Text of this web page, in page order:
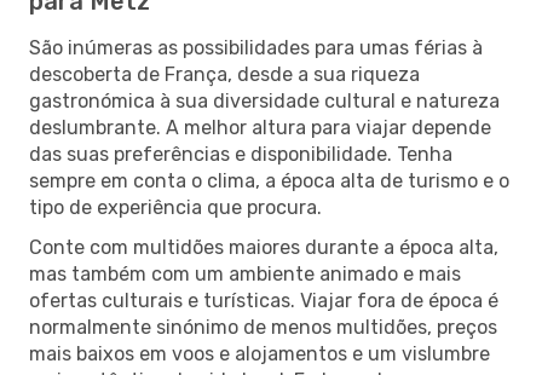
São inúmeras as possibilidades para umas férias à
descoberta de França, desde a sua riqueza
gastronómica à sua diversidade cultural e natureza
deslumbrante. A melhor altura para viajar depende
das suas preferências e disponibilidade. Tenha
sempre em conta o clima, a época alta de turismo e o
tipo de experiência que procura.
Conte com multidões maiores durante a época alta,
mas também com um ambiente animado e mais
ofertas culturais e turísticas. Viajar fora de época é
normalmente sinónimo de menos multidões, preços
mais baixos em voos e alojamentos e um vislumbre